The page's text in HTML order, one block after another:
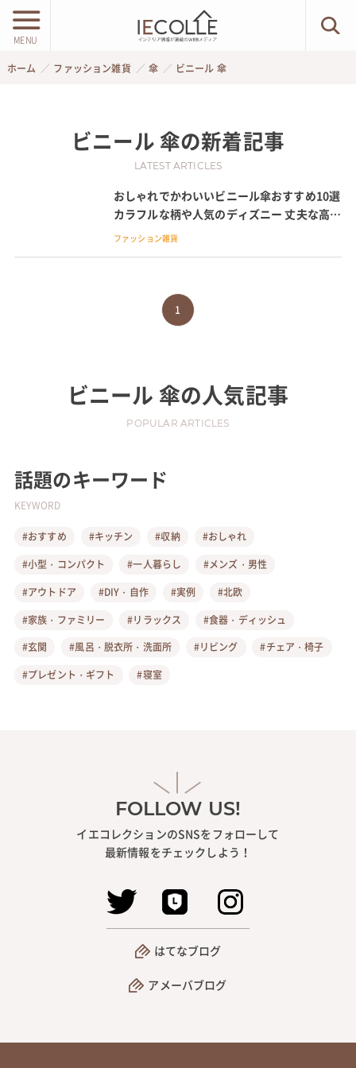
MENU
ホーム ファッション雑貨 傘 ビニール 傘
ビニール 傘の新着記事
LATEST ARTICLES
おしゃれでかわいいビニール傘おすすめ10選
カラフルな柄や人気のディズニー 丈夫な高級
ブランド傘を紹介
ファッション雑貨
1
ビニール 傘の人気記事
POPULAR ARTICLES
話題のキーワード
KEYWORD
#おすすめ #キッチン #収納
#おしゃれ
#小型・コンパクト
#一人暮らし
#メンズ・男性
#アウトドア
#DIY・自作 #実例
#北欧
#家族・ファミリー
#リラックス
#食器・ディッシュ
#玄関
#風呂・脱衣所・洗面所 #リビング
#チェア・椅子
#プレゼント・ギフト
#寝室
FOLLOW US!
イエコレクションのSNSをフォローして
最新情報をチェックしよう！
はてなブログ
アメーバブログ